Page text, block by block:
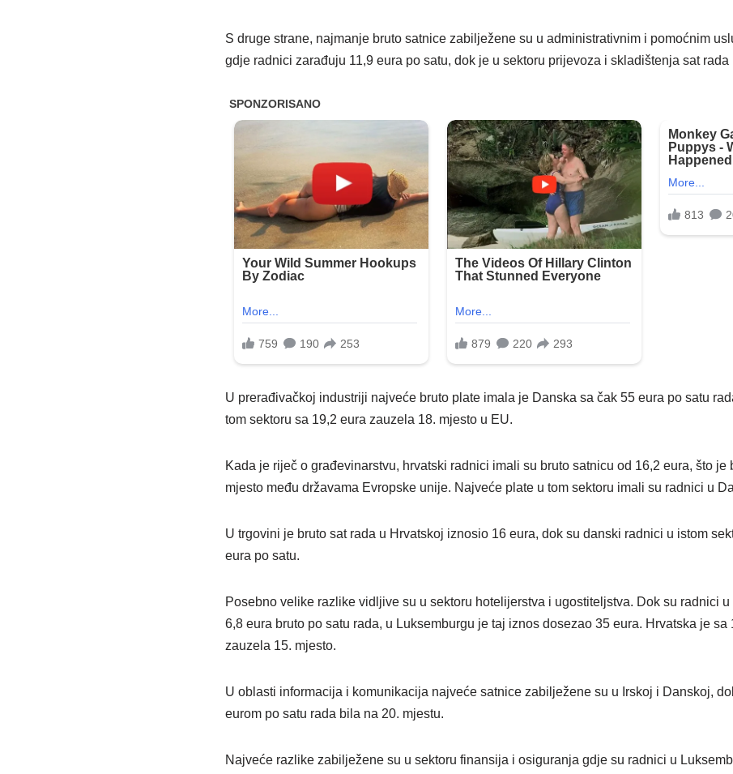
S druge strane, najmanje bruto satnice zabilježene su u administrativnim i pomoćnim
gdje radnici zarađuju 11,9 eura po satu, dok je u sektoru prijevoza i skladištenja sat rada
U prerađivačkoj industriji najveće bruto plate imala je Danska sa čak 55 eura po satu
tom sektoru sa 19,2 eura zauzela 18. mjesto u EU.
Kada je riječ o građevinarstvu, hrvatski radnici imali su bruto satnicu od 16,2 eura, što je
mjesto među državama Evropske unije. Najveće plate u tom sektoru imali su radnici u
U trgovini je bruto sat rada u Hrvatskoj iznosio 16 eura, dok su danski radnici u istom
eura po satu.
Posebno velike razlike vidljive su u sektoru hotelijerstva i ugostiteljstva. Dok su radnici
6,8 eura bruto po satu rada, u Luksemburgu je taj iznos dosezao 35 eura. Hrvatska je sa
zauzela 15. mjesto.
U oblasti informacija i komunikacija najveće satnice zabilježene su u Irskoj i Danskoj,
eurom po satu rada bila na 20. mjestu.
Najveće razlike zabilježene su u sektoru finansija i osiguranja gdje su radnici u